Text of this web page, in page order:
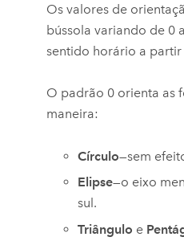
Os valores de
bússola variando de 0
sentido horário a
O padrão 0 orienta as
maneira:
Círculo—sem
Elipse—o eixo
sul.
Triângulo e